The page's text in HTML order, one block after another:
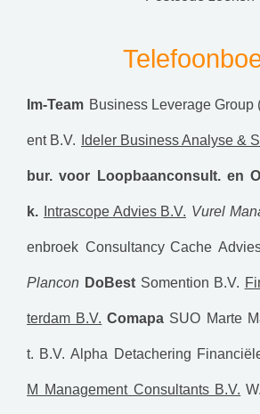
Im-Team Business Leverage Group
ent B.V. Ideler Business Analyse &
bur. voor Loopbaanconsult. en
k. Intrascope Advies B.V. Vurel
enbroek Consultancy Cache
Plancon DoBest Somention B.V.
terdam B.V. Comapa SUO Marte
t. B.V. Alpha Detachering
M Management Consultants B.V.